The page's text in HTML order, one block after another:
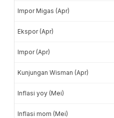
Impor Migas (Apr)
Ekspor (Apr)
Impor (Apr)
Kunjungan Wisman (Apr)
Inflasi yoy (Mei)
Inflasi mom (Mei)